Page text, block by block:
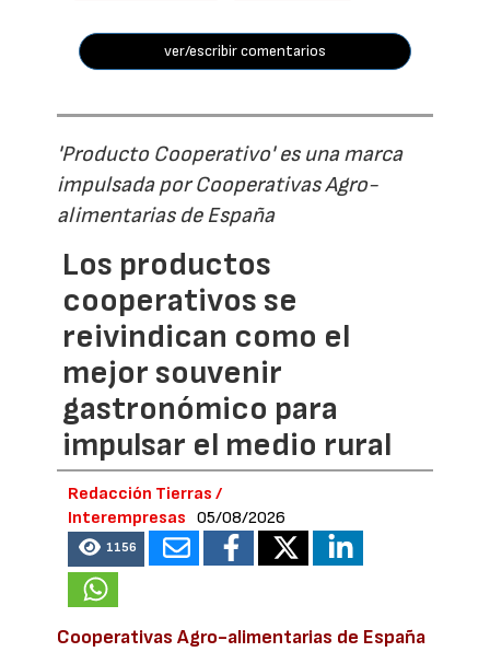
ver/escribir comentarios
'Producto Cooperativo' es una marca
impulsada por Cooperativas Agro-
alimentarias de España
Los productos
cooperativos se
reivindican como el
mejor souvenir
gastronómico para
impulsar el medio rural
Redacción Tierras /
Interempresas
05/08/2026
1156
Cooperativas Agro-alimentarias de España